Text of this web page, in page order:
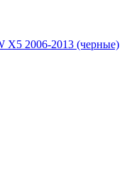
X5 2006-2013 (черные)